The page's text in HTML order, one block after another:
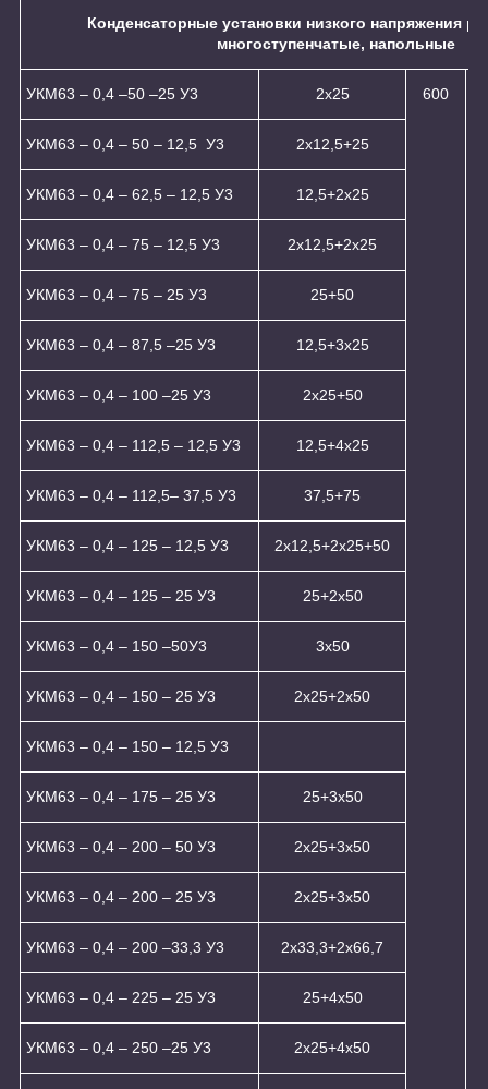
Конденсаторные установки низкого напряжения
многоступенчатые, напольные
УКМ63 – 0,4 –50 –25 У3 2х25 600
УКМ63 – 0,4 – 50 – 12,5 У3 2x12,5+25
УКМ63 – 0,4 – 62,5 – 12,5 У3 12,5+2x25
УКМ63 – 0,4 – 75 – 12,5 У3 2x12,5+2x25
УКМ63 – 0,4 – 75 – 25 У3 25+50
УКМ63 – 0,4 – 87,5 –25 У3 12,5+3x25
УКМ63 – 0,4 – 100 –25 У3 2x25+50
УКМ63 – 0,4 – 112,5 – 12,5 У3 12,5+4x25
УКМ63 – 0,4 – 112,5– 37,5 У3 37,5+75
УКМ63 – 0,4 – 125 – 12,5 У3 2x12,5+2x25+50
УКМ63 – 0,4 – 125 – 25 У3 25+2x50
УКМ63 – 0,4 – 150 –50У3 3х50
УКМ63 – 0,4 – 150 – 25 У3 2х25+2х50
УКМ63 – 0,4 – 150 – 12,5 У3
УКМ63 – 0,4 – 175 – 25 У3 25+3x50
УКМ63 – 0,4 – 200 – 50 У3 2х25+3х50
УКМ63 – 0,4 – 200 – 25 У3 2х25+3х50
УКМ63 – 0,4 – 200 –33,3 У3 2х33,3+2х66,7
УКМ63 – 0,4 – 225 – 25 У3 25+4x50
УКМ63 – 0,4 – 250 –25 У3 2x25+4x50